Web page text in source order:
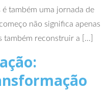
é também uma jornada de
não significa apenas
também reconstruir a […]